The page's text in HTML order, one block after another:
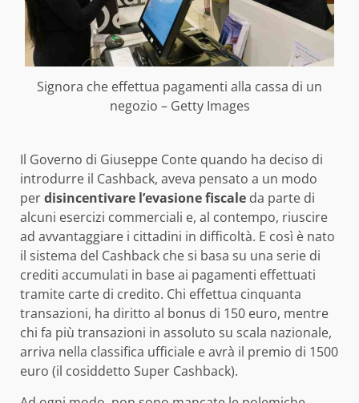
Signora che effettua pagamenti alla cassa di un
negozio – Getty Images
Il Governo di Giuseppe Conte quando ha deciso di
introdurre il Cashback, aveva pensato a un modo
perdisincentivare l’evasione fiscale da parte di
alcuni esercizi commerciali e, al contempo, riuscire
ad avvantaggiare i cittadini in difficoltà. E così è nato
il sistema del Cashback che si basa su una serie di
crediti accumulati in base ai pagamenti effettuati
tramite carte di credito. Chi effettua cinquanta
transazioni, ha diritto al bonus di 150 euro, mentre
chi fa più transazioni in assoluto su scala nazionale,
arriva nella classifica ufficiale e avrà il premio di 1500
euro (il cosiddetto Super Cashback).